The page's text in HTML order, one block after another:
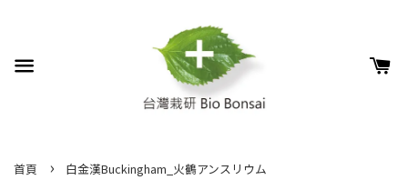
首頁 › 白金漢Buckingham_火鶴アンスリウム